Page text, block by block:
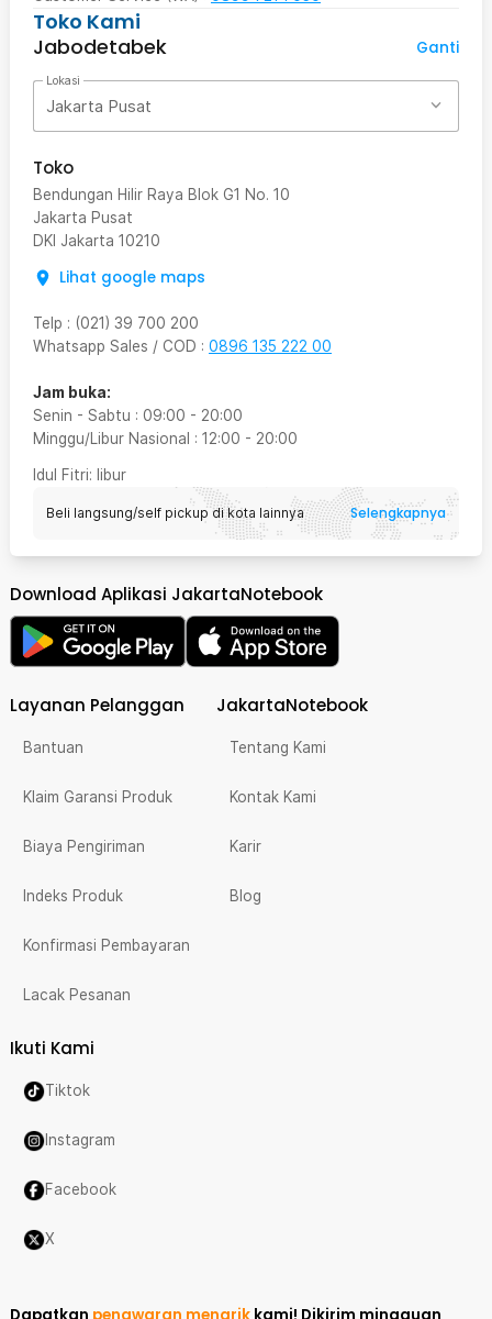
Toko Kami
Jabodetabek
Ganti
Lokasi
Jakarta Pusat
Toko
Bendungan Hilir Raya Blok G1 No. 10
Jakarta Pusat
DKI Jakarta 10210
Lihat google maps
Telp : (021) 39 700 200
Whatsapp Sales / COD : 0896 135 222 00
Jam buka:
Senin - Sabtu : 09:00 - 20:00
Minggu/Libur Nasional : 12:00 - 20:00
Idul Fitri: libur
Beli langsung/self pickup di kota lainnya Selengkapnya
Download Aplikasi JakartaNotebook
Layanan Pelanggan
Bantuan
Klaim Garansi Produk
Biaya Pengiriman
Indeks Produk
Konfirmasi Pembayaran
Lacak Pesanan
JakartaNotebook
Tentang Kami
Kontak Kami
Karir
Blog
Ikuti Kami
Tiktok
Instagram
Facebook
X